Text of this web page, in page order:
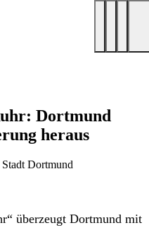
Dortmund
heraus
Dortmund
überzeugt Dortmund mit